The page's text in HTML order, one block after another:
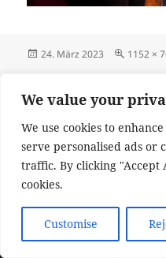
We value your
We use cookies to
serve personalised ads or
traffic. By clicking "Accept
cookies.
Customise
Veröffentlicht
24. März 2023 1152 ×
VERÖFFENTLICHT IN
Draiser Zugs
Impressum und
WordPress